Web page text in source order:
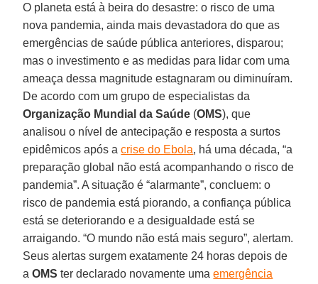
O planeta está à beira do desastre: o risco de uma
nova pandemia, ainda mais devastadora do que as
emergências de saúde pública anteriores, disparou;
mas o investimento e as medidas para lidar com uma
ameaça dessa magnitude estagnaram ou diminuíram.
De acordo com um grupo de especialistas da
Organização Mundial da Saúde (OMS), que
analisou o nível de antecipação e resposta a surtos
epidêmicos após acrise do Ebola, há uma década, “a
preparação global não está acompanhando o risco de
pandemia”. A situação é “alarmante”, concluem: o
risco de pandemia está piorando, a confiança pública
está se deteriorando e a desigualdade está se
arraigando. “O mundo não está mais seguro”, alertam.
Seus alertas surgem exatamente 24 horas depois de
aOMS ter declarado novamente umaemergência